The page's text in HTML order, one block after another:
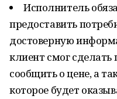
Исполнитель
предоставить
достоверную
клиент смог
сообщить о цене, а
которое будет